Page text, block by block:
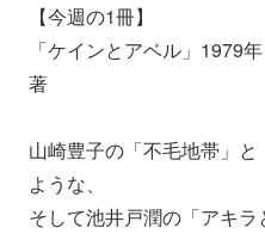
【今週の1冊】
「ケインとアベル」1979
著
永井 淳
山崎豊子の「不毛地帯」
ような、
そして池井戸潤の「アキラ